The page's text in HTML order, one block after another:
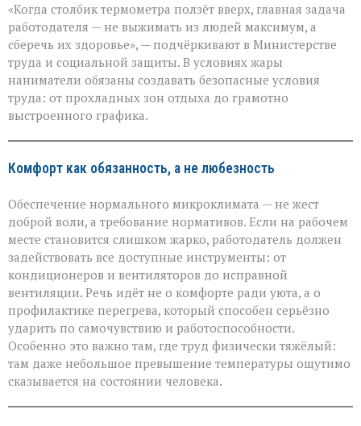
не
должна
стоить
здоровья»:
Минтруда — о
защите
работников
в
«Когда столбик термометра ползёт вверх, главная задача
работодателя — не выжимать из людей максимум, а
сберечь их здоровье», — подчёркивают в Министерстве
труда и социальной защиты. В условиях жары
наниматели обязаны создавать безопасные условия
труда: от прохладных зон отдыха до грамотно
выстроенного графика.
Комфорт как обязанность, а не любезность
Обеспечение нормального микроклимата — не жест
доброй воли, а требование нормативов. Если на рабочем
месте становится слишком жарко, работодатель должен
задействовать все доступные инструменты: от
кондиционеров и вентиляторов до исправной
вентиляции. Речь идёт не о комфорте ради уюта, а о
профилактике перегрева, который способен серьёзно
ударить по самочувствию и работоспособности.
Особенно это важно там, где труд физически тяжёлый:
там даже небольшое превышение температуры ощутимо
сказывается на состоянии человека.